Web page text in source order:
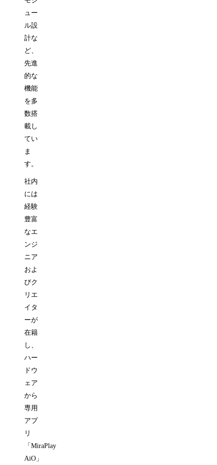
ュー
ル設
計な
ど、
先進
的な
機能
を多
数搭
載し
てい
ま
す。
社内
には
経験
豊富
なエ
ンジ
ニア
およ
びク
リエ
イタ
ーが
在籍
し、
ハー
ドウ
ェア
から
専用
アプ
リ
「MiraPlay
AiO」